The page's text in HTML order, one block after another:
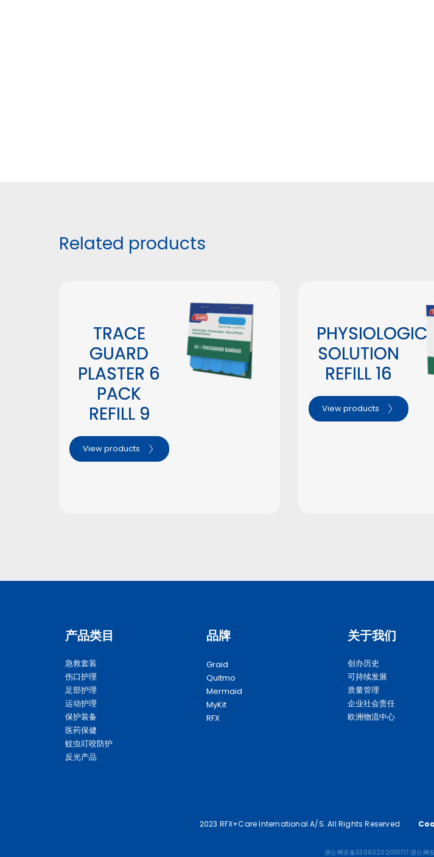
Related products
TRACE
GUARD
PLASTER 6
PACK
REFILL 9
View products
SOLUTION
REFILL 16
View products
产品类目
急救套装
伤口护理
足部护理
运动护理
保护装备
医药保健
蚊虫叮咬防护
反光产品
品牌
Graid
Quitmo
Mermaid
MyKit
RFX
关于我们
创办历史
可持续发展
质量管理
企业社会责任
欧洲物流中心
2023 RFX+Care International A/S. All Rights Reserved
浙公网安备33060202001717 浙公网